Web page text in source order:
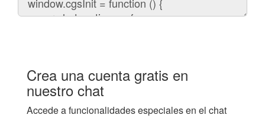
chat
Crea una cuenta gratis en
nuestro chat
Accede a funcionalidades especiales en el chat